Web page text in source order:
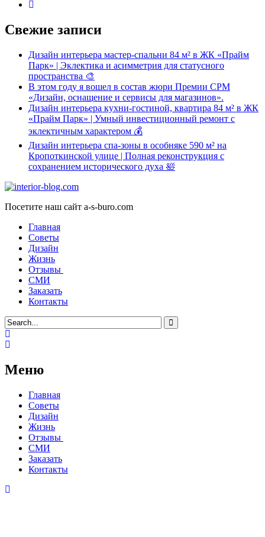
Свежие записи
Дизайн интерьера мастер-спальни 84 м² в ЖК «Прайм
Парк» | Эклектика и асимметрия для статусного
пространства 🎨
В этом году я вошел в состав жюри Премии CPM
«Дизайн, оснащение и сервисы для магазинов».
Дизайн интерьера кухни-гостиной, квартира 84 м² в ЖК
«Прайм Парк» | Умный инвестиционный ремонт с
эклектичным характером 💰
Дизайн интерьера спа-зоны в особняке 590 м² на
Кропоткинской улице | Полная реконструкция с
сохранением исторического духа 🛀
Посетите наш сайт a-s-buro.com
Главная
Советы
Дизайн
Жизнь
Отзывы
СМИ
Заказать
Контакты
Меню
Главная
Советы
Дизайн
Жизнь
Отзывы
СМИ
Заказать
Контакты